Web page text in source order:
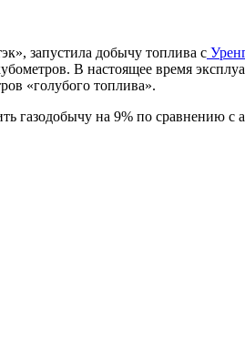
запустила добычу топлива с
В настоящее время
«голубого топлива».
газодобычу на 9% по сравнению